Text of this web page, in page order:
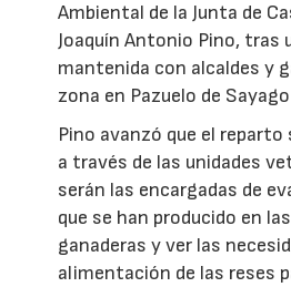
Ambiental de la Junta de
Joaquín Antonio Pino, tras
mantenida con alcaldes y
zona en Pazuelo de
Pino avanzó que el reparto
a través de las unidades
serán las encargadas de
que se han producido en
ganaderas y ver las
alimentación de las reses